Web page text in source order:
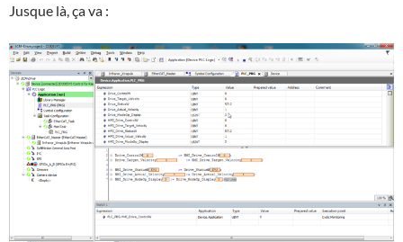
Jusque là, ça va :